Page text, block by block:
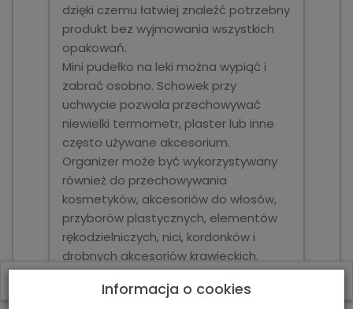
dzięki czemu łatwiej znaleźć potrzebny
produkt bez wyjmowania wszystkich
opakowań.
Mini pudełko na leki można wypiąć i
zabrać osobno. Schowek przy
uchwycie pozwala przechowywać
niewielki termometr, plaster lub inne
często używane akcesorium.
Organizer może być wykorzystywany
również do przechowywania
kosmetyków, akcesoriów do włosów,
przyborów plastycznych, elementów
rękodzielniczych, nici, kordonków i
drobnych akcesoriów krawieckich.
W ostatnich 7 dniach produktem interesują się
Informacja o cookies